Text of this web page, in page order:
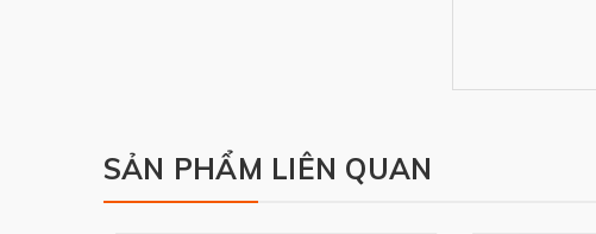
SẢN PHẨM LIÊN QUAN